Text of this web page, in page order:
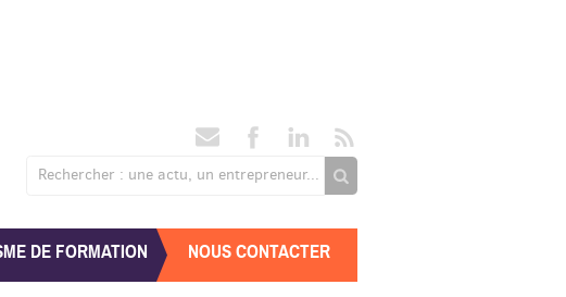
Rechercher : une actu, un entrepreneur...
DE FORMATION NOUS CONTACTER